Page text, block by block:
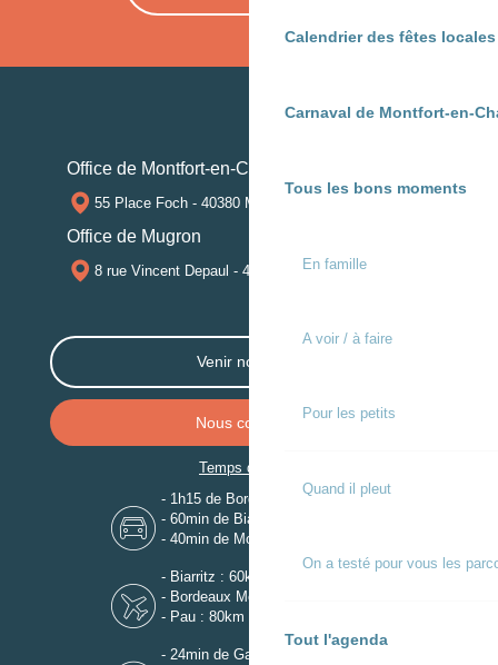
Calendrier des fêtes
Carnaval de Montfort-en-
Tous les bons moments
En famille
A voir / à faire
Pour les petits
Quand il pleut
On a testé pour vous les
Tout l'agenda
Office de Montfort-en-Chalosse
55 Place Foch - 40380 MONTFORT-EN-CHALOSSE
Office de Mugron
8 rue Vincent Depaul - 40250 MUGRON
Venir nous voir
Nous contacter
Temps de trajet
- 1h15 de Bordeaux
- 60min de Biarritz
- 40min de Mont-de-Marsan
- Biarritz : 60km
- Bordeaux Mérignac : 110km
- Pau : 80km
- 24min de Gare de Dax